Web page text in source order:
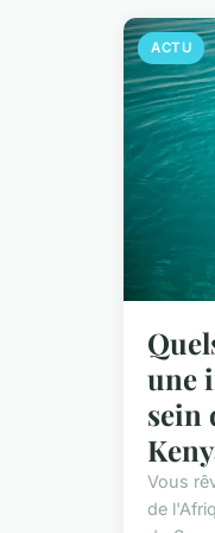
ACTU
une
sein
Vous
de